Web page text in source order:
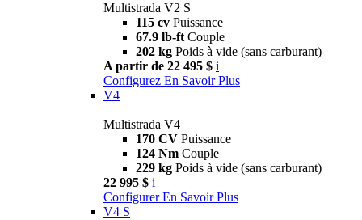
Multistrada V2 S
115 cv Puissance
67.9 lb-ft Couple
202 kg Poids à vide (sans carburant)
A partir de 22 495 $ i
Configurez En Savoir Plus
V4
Multistrada V4
170 CV Puissance
124 Nm Couple
229 kg Poids à vide (sans carburant)
22 995 $ i
Configurer En Savoir Plus
V4 S